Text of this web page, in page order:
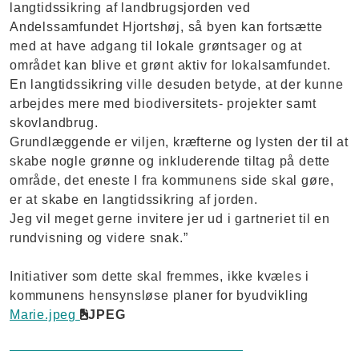
langtidssikring af landbrugsjorden ved
Andelssamfundet Hjortshøj, så byen kan fortsætte
med at have adgang til lokale grøntsager og at
området kan blive et grønt aktiv for lokalsamfundet.
En langtidssikring ville desuden betyde, at der kunne
arbejdes mere med biodiversitets- projekter samt
skovlandbrug.
Grundlæggende er viljen, kræfterne og lysten der til at
skabe nogle grønne og inkluderende tiltag på dette
område, det eneste I fra kommunens side skal gøre,
er at skabe en langtidssikring af jorden.
Jeg vil meget gerne invitere jer ud i gartneriet til en
rundvisning og videre snak.”
Initiativer som dette skal fremmes, ikke kvæles i
kommunens hensynsløse planer for byudvikling
Marie.jpeg
JPEG